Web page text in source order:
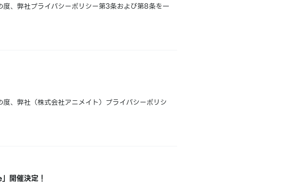
、弊社プライバシーポリシー第3条および第8条を一
、弊社（株式会社アニメイト）プライバシーポリシ
開催決定！